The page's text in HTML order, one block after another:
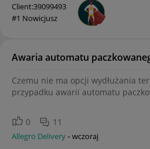
Client:39099493
#1 Nowicjusz
Awaria automatu
Czemu nie ma opcji wydłużania
przypadku awarii automatu
0 11
Allegro Delivery wczoraj